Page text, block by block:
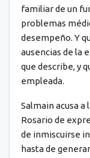
familiar de un
problemas
desempeño. Y
ausencias de la
que describe, y
empleada.
Salmain acusa a
Rosario de
de inmiscuirse
hasta de